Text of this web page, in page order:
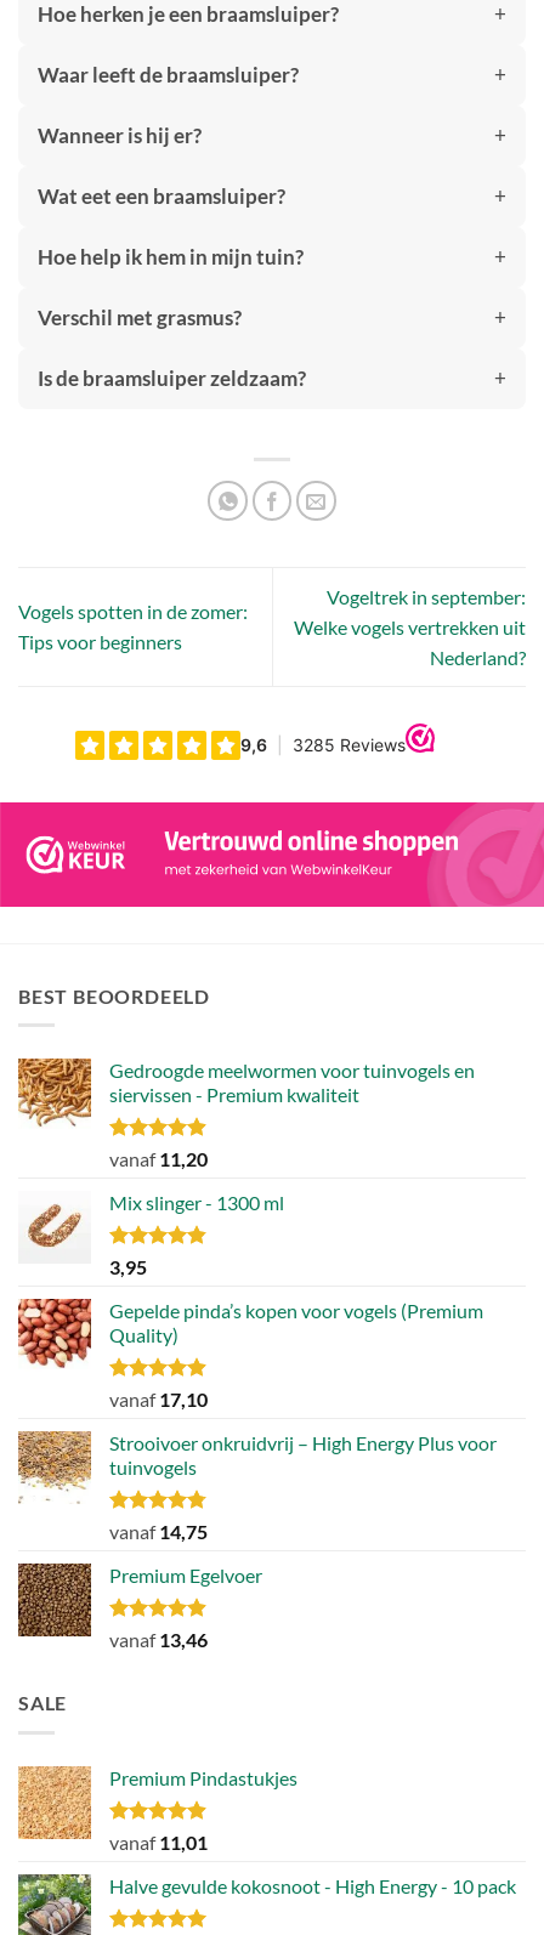
Hoe herken je een braamsluiper?
Waar leeft de braamsluiper?
Wanneer is hij er?
Wat eet een braamsluiper?
Hoe help ik hem in mijn tuin?
Verschil met grasmus?
Is de braamsluiper zeldzaam?
Vogels spotten in de zomer:
Tips voor beginners
Vogeltrek in september:
Welke vogels vertrekken uit
Nederland?
BEST BEOORDEELD
Gedroogde meelwormen voor tuinvogels en
siervissen - Premium kwaliteit
Gewaardeerd
uit 5
vanaf11,20
Mix slinger - 1300 ml
Gewaardeerd
4.79
3,95
Gepelde pinda’s kopen voor vogels (Premium
Quality)
Gewaardeerd
uit 5
vanaf17,10
Strooivoer onkruidvrij – High Energy Plus voor
tuinvogels
Gewaardeerd
uit 5
vanaf14,75
Premium Egelvoer
Gewaardeerd
uit 5
vanaf13,46
SALE
Premium Pindastukjes
Gewaardeerd
uit 5
vanaf11,01
Halve gevulde kokosnoot - High Energy - 10 pack